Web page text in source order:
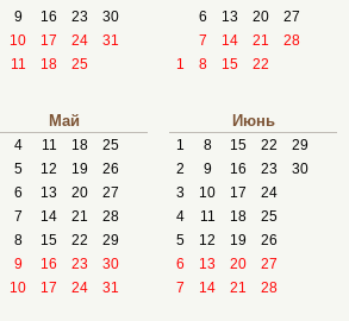
9 16 23
30
10 17 24
31
11 18 25
6
13 20
27
7
14 21
28
1
8 15 22
Май
4 11 18
25
5
12 19
26
6
13 20
27
7
14 21
28
8 15 22
29
9 16 23
30
10 17 24 31
Июнь
1 8 15 22
29
2
9 16 23
30
3
10 17
24
4
11 18
25
5
12 19
26
6
13 20
27
7
14 21 28